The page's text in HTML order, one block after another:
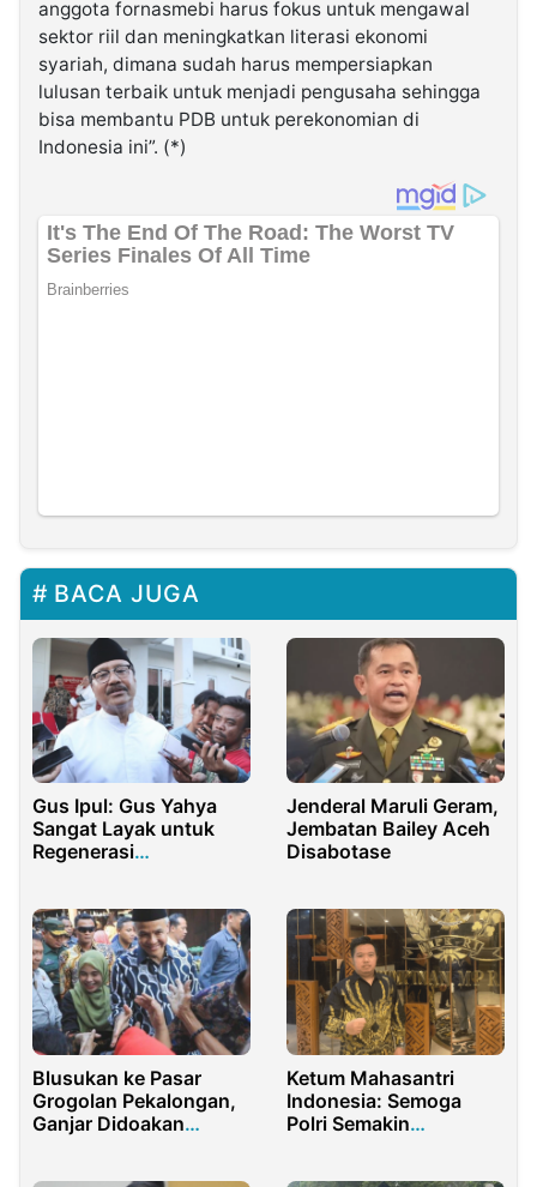
anggota fornasmebi harus fokus untuk mengawal
sektor riil dan meningkatkan literasi ekonomi
syariah, dimana sudah harus mempersiapkan
lulusan terbaik untuk menjadi pengusaha sehingga
bisa membantu PDB untuk perekonomian di
Indonesia ini”. (*)
BACA JUGA
Gus Ipul: Gus Yahya
Sangat Layak untuk
Regenerasi
Jenderal Maruli Geram,
Jembatan Bailey Aceh
Disabotase
Blusukan ke Pasar
Grogolan Pekalongan,
Ganjar Didoakan
Ketum Mahasantri
Indonesia: Semoga
Polri Semakin